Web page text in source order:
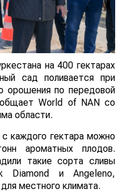
на 400 гектарах
сад поливается при
орошения по передовой
World of NAN со
области.
каждого гектара можно
ароматных плодов.
такие сорта сливы
Diamond и Angeleno,
местного климата.